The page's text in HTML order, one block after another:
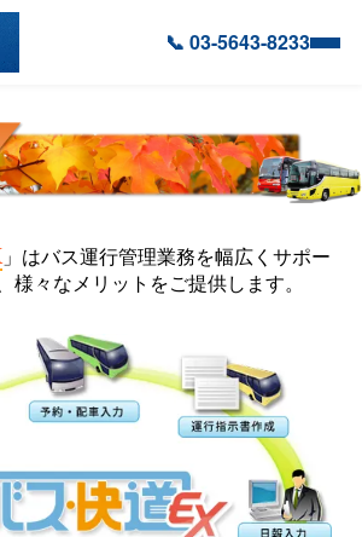
📞 03-5643-8233
」はバス運行管理業務を幅広くサポー
様々なメリットをご提供します。